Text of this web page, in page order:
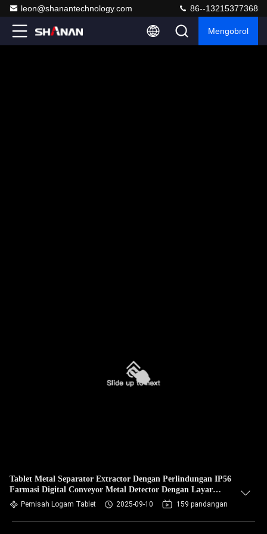
leon@shanantechnology.com 86--13215377368
Mengobrol
Tablet Metal Separator Extractor Dengan Perlindungan IP56
Farmasi Digital Conveyor Metal Detector Dengan Layar
SentuhPemisah Logam Tablet 2025-09-10 159 pandangan